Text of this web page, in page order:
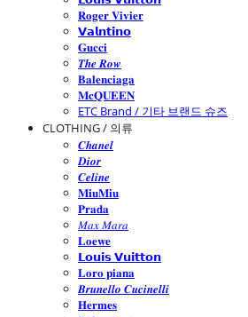
𝐑𝐨𝐠𝐞𝐫 𝐕𝐢𝐯𝐢𝐞𝐫
𝗩𝗮𝗹𝗻𝘁𝗶𝗻𝗼
𝐆𝐮𝐜𝐜𝐢
𝑻𝒉𝒆 𝑹𝒐𝒘
𝐁𝐚𝐥𝐞𝐧𝐜𝐢𝐚𝐠𝐚
𝐌𝐜𝐐𝐔𝐄𝐄𝐍
ETC Brand / 기타 브랜드 슈즈
CLOTHING / 의류
𝑪𝒉𝒂𝒏𝒆𝒍
𝑫𝒊𝒐𝒓
𝑪𝒆𝒍𝒊𝒏𝒆
𝐌𝐢𝐮𝐌𝐢𝐮
𝐏𝐫𝐚𝐝𝐚
𝑀𝑎𝑥 𝑀𝑎𝑟𝑎
𝐋𝐨𝐞𝐰𝐞
𝗟𝗼𝘂𝗶𝘀 𝗩𝘂𝗶𝘁𝘁𝗼𝗻
𝐋𝐨𝐫𝐨 𝐩𝐢𝐚𝐧𝐚
𝑩𝒓𝒖𝒏𝒆𝒍𝒍𝒐 𝑪𝒖𝒄𝒊𝒏𝒆𝒍𝒍𝒊
𝐇𝐞𝐫𝐦𝐞𝐬